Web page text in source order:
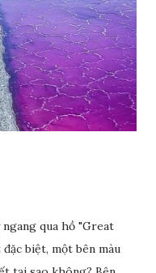
qua hồ "Great
biệt, một bên màu